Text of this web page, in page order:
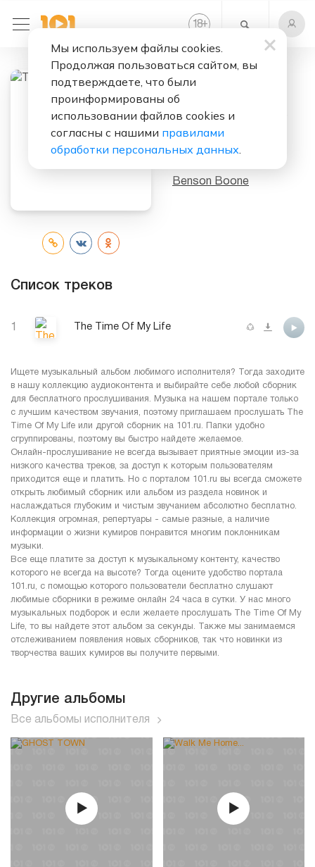
18+
Слушать бесплатно
The Time Of My
Life
Benson Boone
Список треков
1 The Time Of My Life
Ищете музыкальный альбом любимого исполнителя? Тогда заходите
в нашу коллекцию аудиоконтента и выбирайте себе любой сборник
для бесплатного прослушивания. Музыка на нашем портале только
с лучшим качеством звучания, поэтому приглашаем прослушать The
Time Of My Life или другой сборник на 101.ru. Папки удобно
сгруппированы, поэтому вы быстро найдете желаемое.
Онлайн-прослушивание не всегда вызывает приятные эмоции из-за
низкого качества треков, за доступ к которым пользователям
приходится еще и платить. Но с порталом 101.ru вы всегда сможете
открыть любимый сборник или альбом из раздела новинок и
наслаждаться глубоким и чистым звучанием абсолютно бесплатно.
Коллекция огромная, репертуары - самые разные, а наличие
информации о жизни кумиров понравится многим поклонникам
музыки.
Все еще платите за доступ к музыкальному контенту, качество
которого не всегда на высоте? Тогда оцените удобство портала
101.ru, с помощью которого пользователи бесплатно слушают
любимые сборники в режиме онлайн 24 часа в сутки. У нас много
музыкальных подборок и если желаете прослушать The Time Of My
Life, то вы найдете этот альбом за секунды. Также мы занимаемся
отслеживанием появления новых сборников, так что новинки из
творчества ваших кумиров вы получите первыми.
Другие альбомы
Все альбомы исполнителя
Мы используем файлы cookies.
Продолжая пользоваться сайтом, вы
подтверждаете, что были
проинформированы об
использовании файлов cookies и
согласны с нашими правилами
обработки персональных данных.